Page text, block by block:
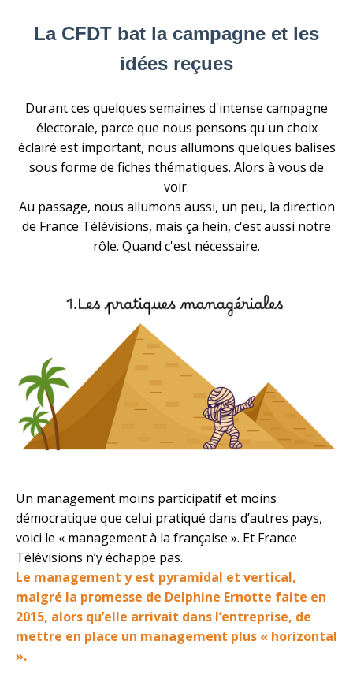
La CFDT bat la campagne et les
idées reçues
Durant ces quelques semaines d'intense campagne
électorale, parce que nous pensons qu'un choix
éclairé est important, nous allumons quelques balises
sous forme de fiches thématiques. Alors à vous de
voir.
Au passage, nous allumons aussi, un peu, la direction
de France Télévisions, mais ça hein, c'est aussi notre
rôle. Quand c'est nécessaire.
Un management moins participatif et moins
démocratique que celui pratiqué dans d’autres pays,
voici le « management à la française ». Et France
Télévisions n’y échappe pas.
Le management y est pyramidal et vertical,
malgré la promesse de Delphine Ernotte faite en
2015, alors qu’elle arrivait dans l’entreprise, de
mettre en place un management plus « horizontal
».